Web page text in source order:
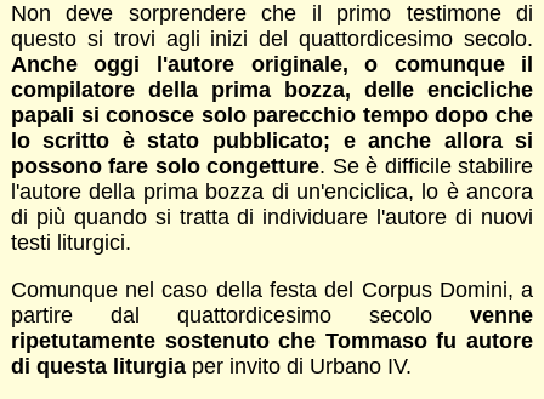
Non deve sorprendere che il primo testimone di
questo si trovi agli inizi del quattordicesimo secolo.
Anche oggi l'autore originale, o comunque il
compilatore della prima bozza, delle encicliche
papali si conosce solo parecchio tempo dopo che
lo scritto è stato pubblicato; e anche allora si
possono fare solo congetture. Se è difficile stabilire
l'autore della prima bozza di un'enciclica, lo è ancora
di più quando si tratta di individuare l'autore di nuovi
testi liturgici.
Comunque nel caso della festa del Corpus Domini, a
partire dal quattordicesimo secolovenne
ripetutamente sostenuto che Tommaso fu autore
di questa liturgiaper invito di Urbano IV.